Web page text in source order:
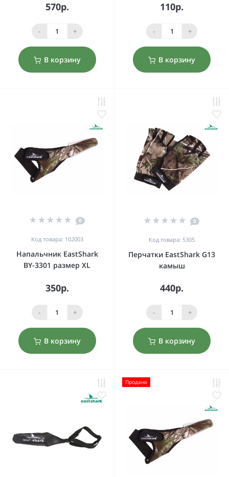
570р.
- +
В корзину
110р.
- +
В корзину
0
Код товара: 102003
Напальчник EastShark
BY-3301 размер XL
350р.
- +
В корзину
0
Код товара: 5305
Перчатки EastShark G13
камыш
440р.
- +
В корзину
Продано